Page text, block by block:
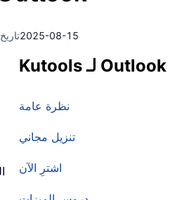
2025-08-15
Kutools لـ Outlook
نظرة عامة
تنزيل مجاني
اشترِ الآن